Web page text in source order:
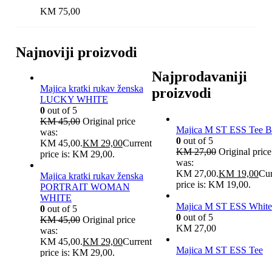
KM75,00
Najnoviji proizvodi
Majica kratki rukav ženska
LUCKY WHITE
0out of 5
KM45,00 Original price
was:
KM 45,00.KM29,00Current
price is: KM 29,00.
Majica kratki rukav ženska
PORTRAIT WOMAN
WHITE
0out of 5
KM45,00 Original price
was:
KM 45,00.KM29,00Current
price is: KM 29,00.
Najprodavaniji
proizvodi
Majica M ST ESS Tee
0out of 5
KM27,00 Original price
was:
KM 27,00.KM19,00
price is: KM 19,00.
Majica M ST ESS White
0out of 5
KM27,00
Majica M ST ESS Tee